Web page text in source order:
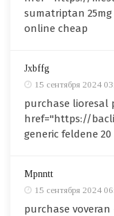
sumatriptan
online cheap
Jxbffg
15 сентября 2024
purchase lioresal
href="https://
generic feldene 20
Mpnntt
15 сентября 2024
purchase voveran